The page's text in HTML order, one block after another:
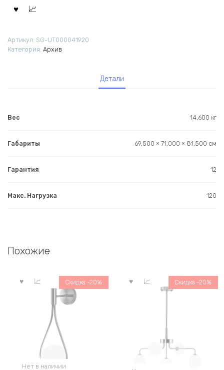
Артикул: SG-UT000041920
Категория: Архив
Детали
Вес 14,600 кг
Габариты 69,500 × 71,000 × 81,500 см
Гарантия 12
Макс. Нагрузка 120
Похожие
Нет в наличии
Скидка -20% Скидка -20%